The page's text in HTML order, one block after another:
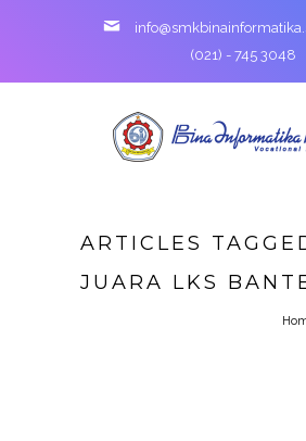
(021) - 745 3048
ARTICLES
JUARA LKS